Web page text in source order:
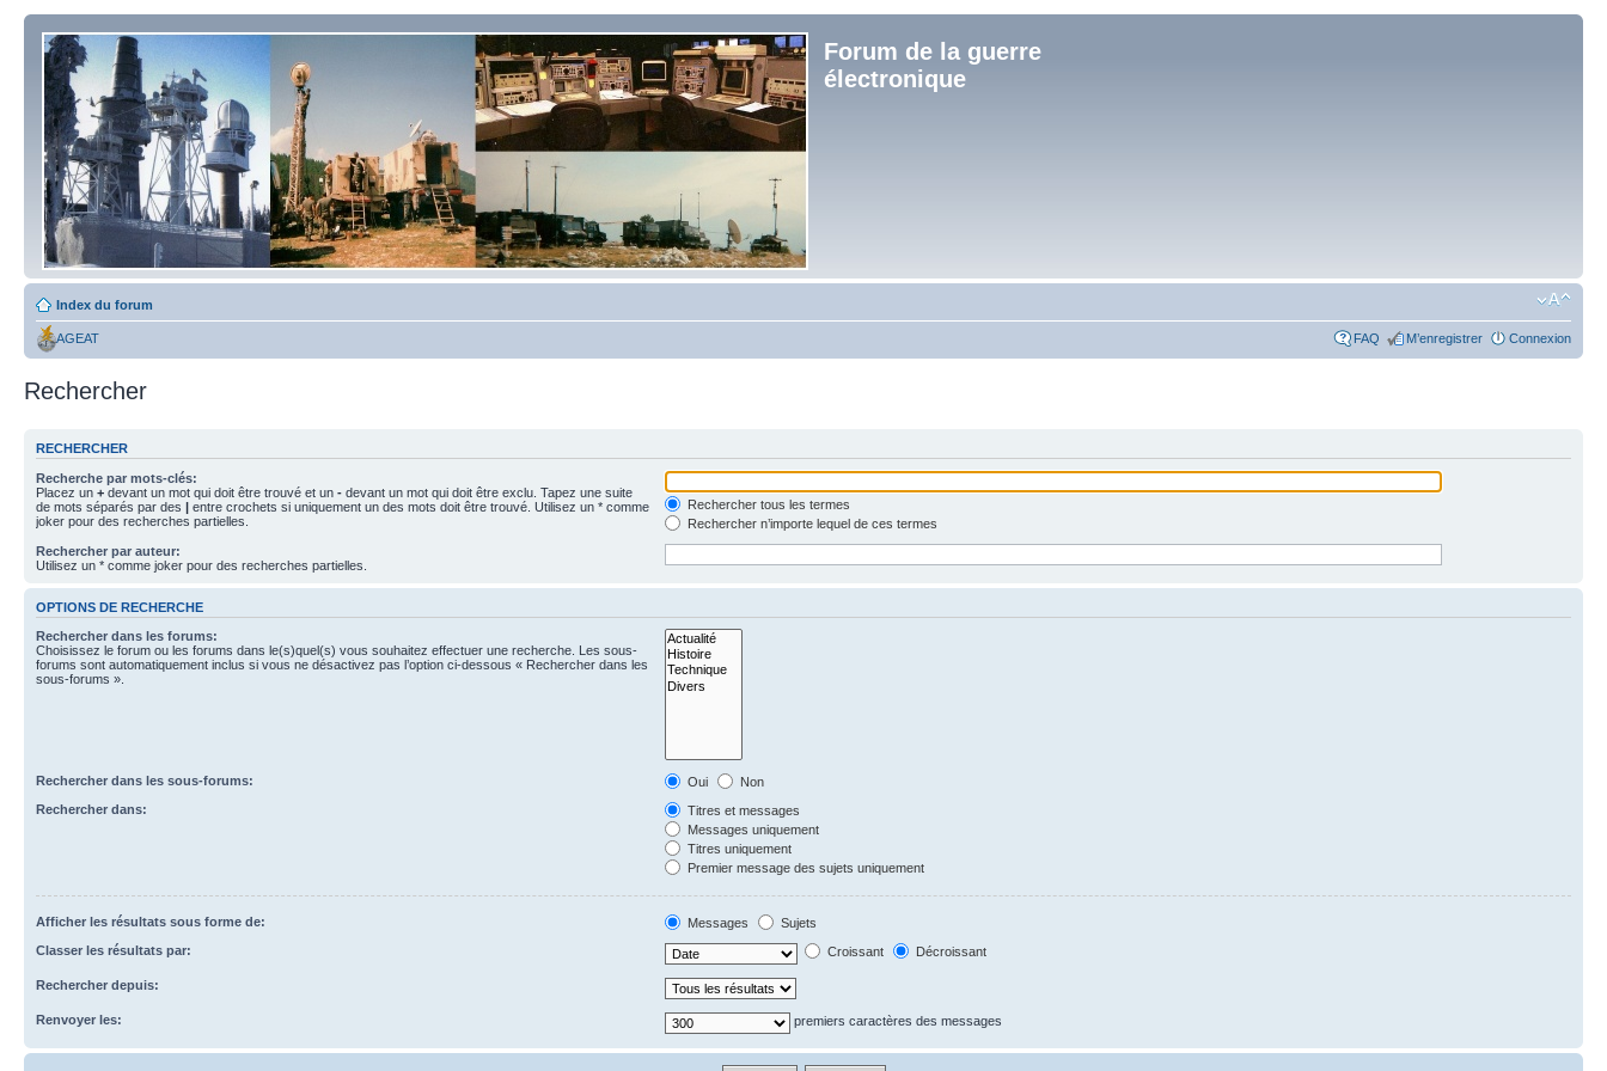
Forum de la guerre
électronique
Index du forum
AGEAT FAQ M’enregistrer Connexion
Rechercher
RECHERCHER
Recherche par mots-clés:
Placez un + devant un mot qui doit être trouvé et un - devant un mot qui doit être exclu. Tapez une suite
de mots séparés par des | entre crochets si uniquement un des mots doit être trouvé. Utilisez un * comme
joker pour des recherches partielles.
Rechercher tous les termes
Rechercher n’importe lequel de ces termes
Rechercher par auteur:
Utilisez un * comme joker pour des recherches partielles.
OPTIONS DE RECHERCHE
Rechercher dans les forums:
Choisissez le forum ou les forums dans le(s)quel(s) vous souhaitez effectuer une recherche. Les sous-
forums sont automatiquement inclus si vous ne désactivez pas l’option ci-dessous « Rechercher dans les
sous-forums ».
Rechercher dans les sous-forums: Oui
Non
Rechercher dans:
Titres et messages
Messages uniquement
Titres uniquement
Premier message des sujets uniquement
Afficher les résultats sous forme de: Messages
Sujets
Classer les résultats par:
Croissant Décroissant
Rechercher depuis:
Renvoyer les: premiers caractères des messages